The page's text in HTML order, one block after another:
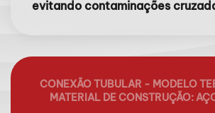
evitando contaminações
CONEXÃO TUBULAR - MODELO
MATERIAL DE CONSTRUÇÃO: